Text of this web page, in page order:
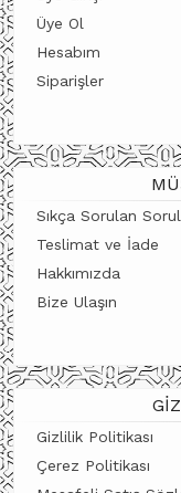
Üye Ol
Hesabım
Siparişler
Sıkça Sorulan
Teslimat ve İade
Hakkımızda
Bize Ulaşın
Gizlilik Politikası
Çerez Politikası